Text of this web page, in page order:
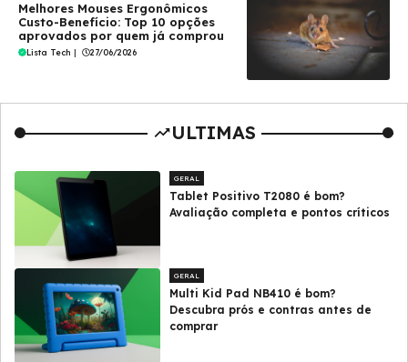
Melhores Mouses Ergonômicos
Custo-Benefício: Top 10 opções
aprovados por quem já comprou
Lista Tech | 27/06/2026
ULTIMAS
GERAL
Tablet Positivo T2080 é bom?
Avaliação completa e pontos críticos
GERAL
Multi Kid Pad NB410 é bom?
Descubra prós e contras antes de
comprar